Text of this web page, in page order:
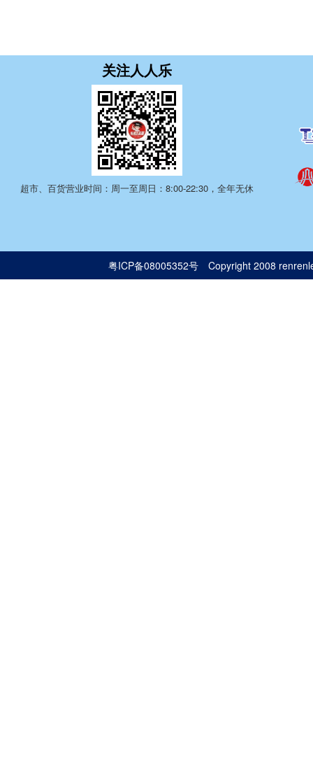
关注人人乐
超市、百货营业时间：周一至周日：8:00-22:30，全年无休
粤ICP备08005352号Copyright 2008